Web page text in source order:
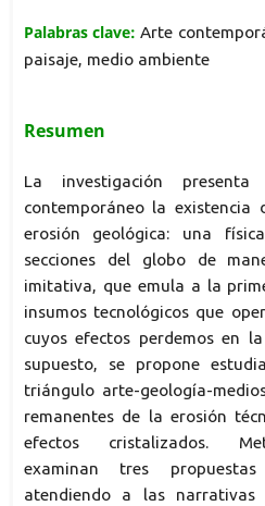
Palabras clave:Arte
paisaje, medio ambiente
Resumen
La investigación
contemporáneo la existencia
erosión geológica: una
secciones del globo de
imitativa, que emula a la
insumos tecnológicos que
cuyos efectos perdemos en
supuesto, se propone
triángulo arte-geología-
remanentes de la erosión
efectos cristalizados.
examinan tres
atendiendo a las narrativas